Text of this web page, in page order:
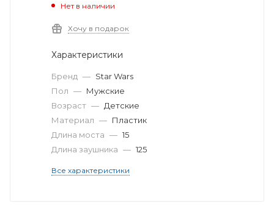
Нет в наличии
Хочу в подарок
Характеристики
Бренд — Star Wars
Пол — Мужские
Возраст — Детские
Материал — Пластик
Длина моста — 15
Длина заушника — 125
Все характеристики